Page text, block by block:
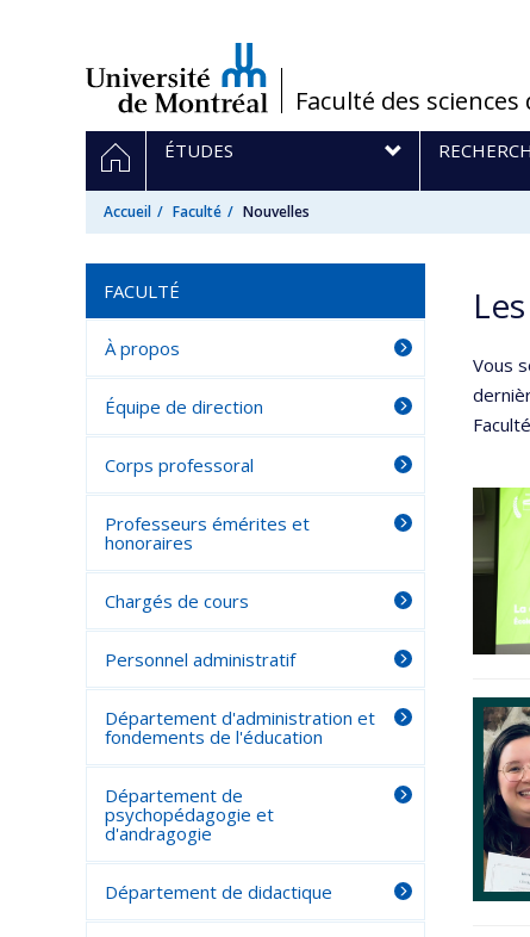
/Faculté des
Navigation
principale
ACCUEIL
ÉTUDES
Accueil Faculté Nouvelles
Vous
FACULTÉ
À propos
Équipe de direction
Corps professoral
Professeurs émérites et
honoraires
Chargés de cours
Personnel administratif
Département d'administration et
fondements de l'éducation
Département de
psychopédagogie et
d'andragogie
Département de didactique